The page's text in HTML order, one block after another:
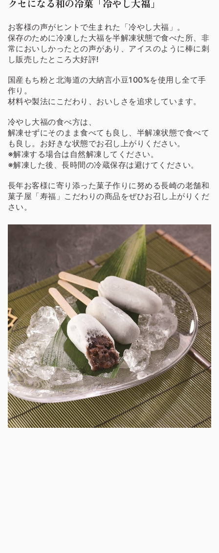
クセになる和の冷菓「冷やし大福」
お客様の声がヒントで生まれた「冷やし大福」。
保存のために冷凍した大福を半解凍状態で食べた所、非
常においしかったとの声があり、アイスのように棒に刺
し販売したところ大好評!
国産もち粉と北海道の大納言小豆100%を使用し全て手
作り。
材料や製法にこだわり、おいしさを追求しています。
冷やし大福の食べ方は、
解凍せずにそのまま食べても良し、半解凍状態で食べて
も良し。お好きな状態でお召し上がりください。
※解凍する場合は自然解凍してください。
※解凍した後、長時間の冷蔵保存は避けてください。
長年お客様に寄り添った菓子作りに努める長崎の老舗和
菓子屋「寿福」こだわりの商品をぜひお召し上がりくだ
さい。